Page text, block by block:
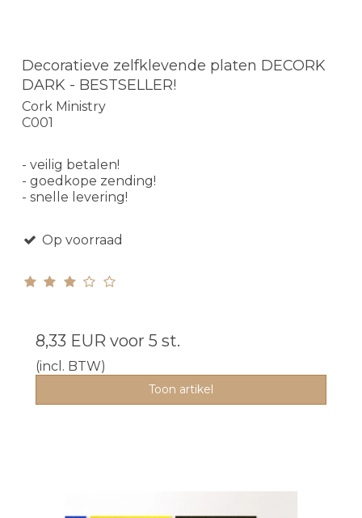
Decoratieve zelfklevende platen DECORK
DARK - BESTSELLER!
Cork Ministry
C001
- veilig betalen!
- goedkope zending!
- snelle levering!
Op voorraad
8,33 EUR voor 5 st.
(incl. BTW)
Toon artikel